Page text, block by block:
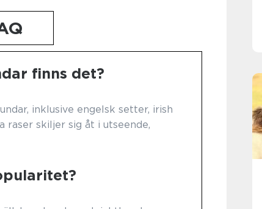
finns det?
inklusive engelsk setter, irish
raser skiljer sig åt i utseende,